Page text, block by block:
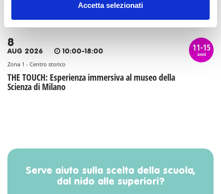
Accetta selezionati
8
AUG 2026 10:00-18:00
Zona 1 - Centro storico
THE TOUCH: Esperienza immersiva al museo della
Scienza di Milano
11-15
anni
Serve aiuto sulla scelta della scuola,
dal nido alle superiori?